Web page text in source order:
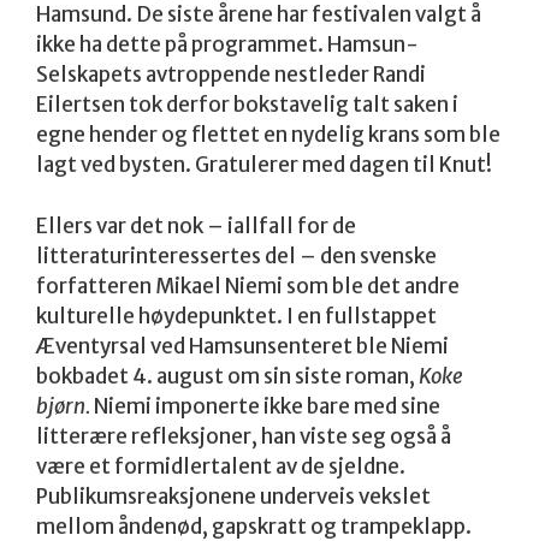
Hamsund. De siste årene har festivalen valgt å
ikke ha dette på programmet. Hamsun-
Selskapets avtroppende nestleder Randi
Eilertsen tok derfor bokstavelig talt saken i
egne hender og flettet en nydelig krans som ble
lagt ved bysten. Gratulerer med dagen til Knut!
Ellers var det nok – iallfall for de
litteraturinteressertes del – den svenske
forfatteren Mikael Niemi som ble det andre
kulturelle høydepunktet. I en fullstappet
Æventyrsal ved Hamsunsenteret ble Niemi
bokbadet 4. august om sin siste roman, Koke
bjørn. Niemi imponerte ikke bare med sine
litterære refleksjoner, han viste seg også å
være et formidlertalent av de sjeldne.
Publikumsreaksjonene underveis vekslet
mellom åndenød, gapskratt og trampeklapp.